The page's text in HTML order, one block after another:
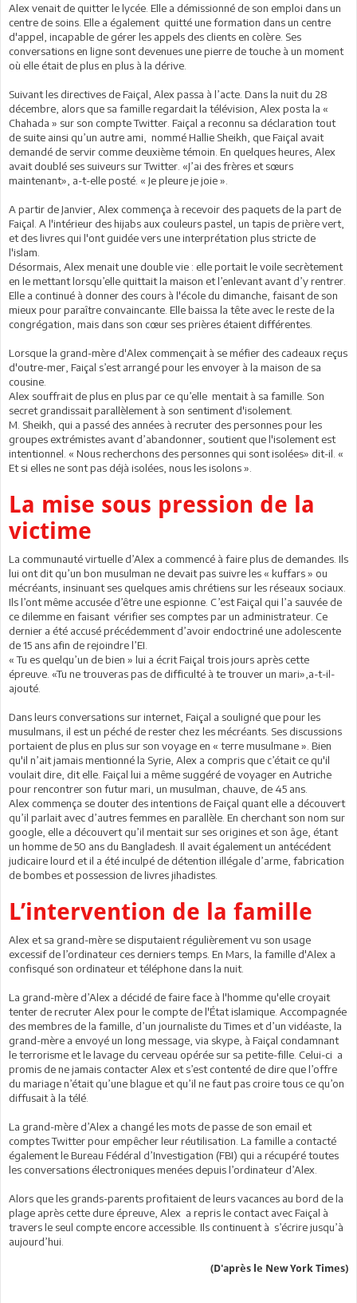
Alex venait de quitter le lycée. Elle a démissionné de son emploi dans un
centre de soins. Elle a également quitté une formation dans un centre
d'appel, incapable de gérer les appels des clients en colère. Ses
conversations en ligne sont devenues une pierre de touche à un moment
où elle était de plus en plus à la dérive.
Suivant les directives de Faiçal, Alex passa à l’acte. Dans la nuit du 28
décembre, alors que sa famille regardait la télévision, Alex posta la «
Chahada » sur son compte Twitter. Faiçal a reconnu sa déclaration tout
de suite ainsi qu’un autre ami, nommé Hallie Sheikh, que Faiçal avait
demandé de servir comme deuxième témoin. En quelques heures, Alex
avait doublé ses suiveurs sur Twitter. «J’ai des frères et sœurs
maintenant», a-t-elle posté. « Je pleure je joie ».
A partir de Janvier, Alex commença à recevoir des paquets de la part de
Faiçal. A l'intérieur des hijabs aux couleurs pastel, un tapis de prière vert,
et des livres qui l'ont guidée vers une interprétation plus stricte de
l'islam.
Désormais, Alex menait une double vie : elle portait le voile secrètement
en le mettant lorsqu’elle quittait la maison et l’enlevant avant d’y rentrer.
Elle a continué à donner des cours à l'école du dimanche, faisant de son
mieux pour paraître convaincante. Elle baissa la tête avec le reste de la
congrégation, mais dans son cœur ses prières étaient différentes.
Lorsque la grand-mère d'Alex commençait à se méfier des cadeaux reçus
d'outre-mer, Faiçal s’est arrangé pour les envoyer à la maison de sa
cousine.
Alex souffrait de plus en plus par ce qu’elle mentait à sa famille. Son
secret grandissait parallèlement à son sentiment d'isolement.
M. Sheikh, qui a passé des années à recruter des personnes pour les
groupes extrémistes avant d’abandonner, soutient que l'isolement est
intentionnel. « Nous recherchons des personnes qui sont isolées» dit-il. «
Et si elles ne sont pas déjà isolées, nous les isolons ».
La mise sous pression de la
victime
La communauté virtuelle d’Alex a commencé à faire plus de demandes. Ils
lui ont dit qu’un bon musulman ne devait pas suivre les « kuffars » ou
mécréants, insinuant ses quelques amis chrétiens sur les réseaux sociaux.
Ils l’ont même accusée d’être une espionne. C’est Faiçal qui l’a sauvée de
ce dilemme en faisant vérifier ses comptes par un administrateur. Ce
dernier a été accusé précédemment d’avoir endoctriné une adolescente
de 15 ans afin de rejoindre l’EI.
« Tu es quelqu’un de bien » lui a écrit Faiçal trois jours après cette
épreuve. «Tu ne trouveras pas de difficulté à te trouver un mari»,a-t-il-
ajouté.
Dans leurs conversations sur internet, Faiçal a souligné que pour les
musulmans, il est un péché de rester chez les mécréants. Ses discussions
portaient de plus en plus sur son voyage en « terre musulmane ». Bien
qu'il n’ait jamais mentionné la Syrie, Alex a compris que c’était ce qu'il
voulait dire, dit elle. Faiçal lui a même suggéré de voyager en Autriche
pour rencontrer son futur mari, un musulman, chauve, de 45 ans.
Alex commença se douter des intentions de Faiçal quant elle a découvert
qu’il parlait avec d’autres femmes en parallèle. En cherchant son nom sur
google, elle a découvert qu’il mentait sur ses origines et son âge, étant
un homme de 50 ans du Bangladesh. Il avait également un antécédent
judicaire lourd et il a été inculpé de détention illégale d’arme, fabrication
de bombes et possession de livres jihadistes.
L’intervention de la famille
Alex et sa grand-mère se disputaient régulièrement vu son usage
excessif de l’ordinateur ces derniers temps. En Mars, la famille d'Alex a
confisqué son ordinateur et téléphone dans la nuit.
La grand-mère d’Alex a décidé de faire face à l'homme qu'elle croyait
tenter de recruter Alex pour le compte de l'État islamique. Accompagnée
des membres de la famille, d’un journaliste du Times et d’un vidéaste, la
grand-mère a envoyé un long message, via skype, à Faiçal condamnant
le terrorisme et le lavage du cerveau opérée sur sa petite-fille. Celui-ci a
promis de ne jamais contacter Alex et s’est contenté de dire que l’offre
du mariage n’était qu’une blague et qu’il ne faut pas croire tous ce qu’on
diffusait à la télé.
La grand-mère d’Alex a changé les mots de passe de son email et
comptes Twitter pour empêcher leur réutilisation. La famille a contacté
également le Bureau Fédéral d’Investigation (FBI) qui a récupéré toutes
les conversations électroniques menées depuis l’ordinateur d’Alex.
Alors que les grands-parents profitaient de leurs vacances au bord de la
plage après cette dure épreuve, Alex a repris le contact avec Faiçal à
travers le seul compte encore accessible. Ils continuent à s’écrire jusqu’à
aujourd’hui.
(D'après le New York Times)